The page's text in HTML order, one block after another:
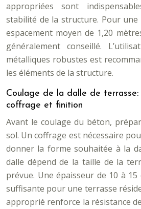
appropriées sont
stabilité de la structure. Pour une
espacement moyen de 1,20
généralement conseillé.
métalliques robustes est
les éléments de la structure.
Coulage de la dalle de terrasse:
coffrage et finition
Avant le coulage du béton,
sol. Un coffrage est nécessaire
donner la forme souhaitée à la
dalle dépend de la taille de la
prévue. Une épaisseur de 10 à
suffisante pour une terrasse
approprié renforce la résistance